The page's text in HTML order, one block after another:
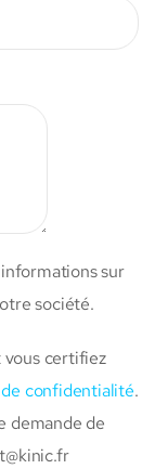
sur
société.
certifiez
confidentialité.
demande de